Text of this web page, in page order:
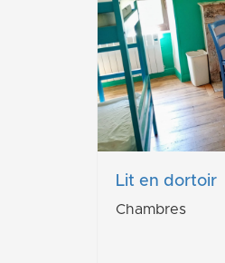
Lit en dortoir
Chambres